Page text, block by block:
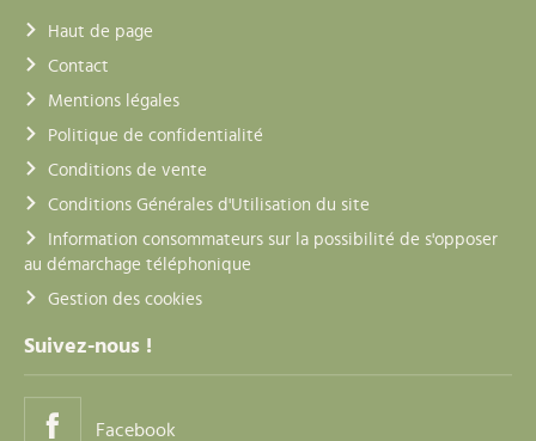
Haut de page
Contact
Mentions légales
Politique de confidentialité
Conditions de vente
Conditions Générales d'Utilisation du site
Information consommateurs sur la possibilité de s'opposer
au démarchage téléphonique
Gestion des cookies
Suivez-nous !
Facebook